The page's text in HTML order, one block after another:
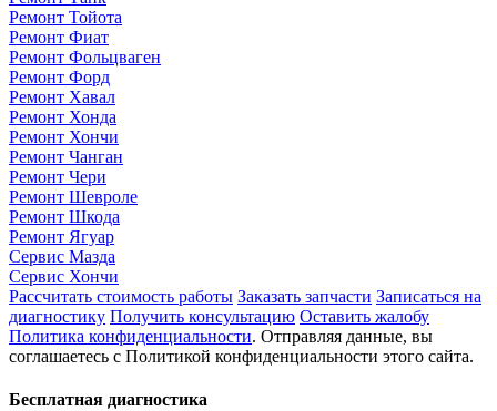
Ремонт Тойота
Ремонт Фиат
Ремонт Фольцваген
Ремонт Форд
Ремонт Хавал
Ремонт Хонда
Ремонт Хончи
Ремонт Чанган
Ремонт Чери
Ремонт Шевроле
Ремонт Шкода
Ремонт Ягуар
Сервис Мазда
Сервис Хончи
Рассчитать стоимость работы Заказать запчасти Записаться на
диагностику Получить консультацию Оставить жалобу
Политика конфиденциальности. Отправляя данные, вы
соглашаетесь с Политикой конфиденциальности этого сайта.
Бесплатная диагностика